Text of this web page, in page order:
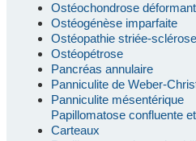
Ostéochondrose
Ostéogénèse imparfaite
Ostéopathie striée-
Ostéopétrose
Pancréas annulaire
Panniculite de Weber-
Panniculite mésentérique
Papillomatose confluente
Carteaux